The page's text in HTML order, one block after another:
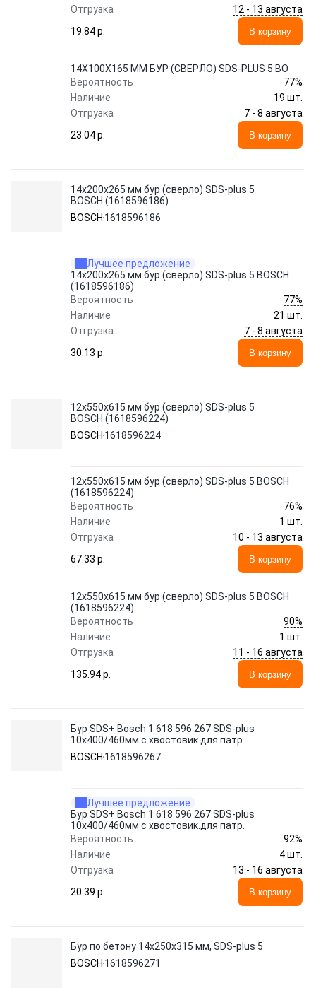
Отгрузка
12 - 13 августа
19.84 p.
В корзину
14Х100Х165 ММ БУР (СВЕРЛО) SDS-PLUS 5 BO
Вероятность
77%
Наличие
19 шт.
Отгрузка
7 - 8 августа
23.04 p.
В корзину
14х200х265 мм бур (сверло) SDS-plus 5
BOSCH (1618596186)
BOSCH 1618596186
Лучшее предложение
14х200х265 мм бур (сверло) SDS-plus 5 BOSCH
(1618596186)
Вероятность
77%
Наличие
21 шт.
Отгрузка
7 - 8 августа
30.13 p.
В корзину
12х550х615 мм бур (сверло) SDS-plus 5
BOSCH (1618596224)
BOSCH 1618596224
12х550х615 мм бур (сверло) SDS-plus 5 BOSCH
(1618596224)
Вероятность
76%
Наличие
1 шт.
Отгрузка
10 - 13 августа
67.33 p.
В корзину
12х550х615 мм бур (сверло) SDS-plus 5 BOSCH
(1618596224)
Вероятность
90%
Наличие
1 шт.
Отгрузка
11 - 16 августа
135.94 p.
В корзину
Бур SDS+ Bosch 1 618 596 267 SDS-plus
10x400/460мм с хвостовик.для патр.
BOSCH 1618596267
Лучшее предложение
Бур SDS+ Bosch 1 618 596 267 SDS-plus
10x400/460мм с хвостовик.для патр.
Вероятность
92%
Наличие
4 шт.
Отгрузка
13 - 16 августа
20.39 p.
В корзину
Бур по бетону 14х250х315 мм, SDS-plus 5
BOSCH 1618596271